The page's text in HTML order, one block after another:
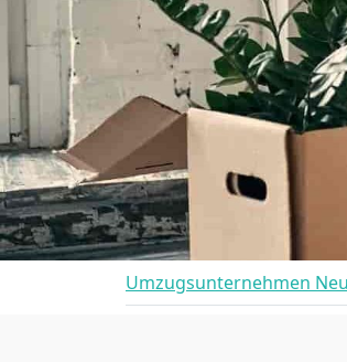
Umzugsunternehmen